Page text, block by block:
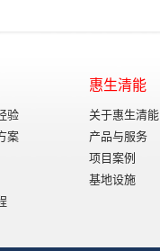
验
案
惠生清能
关于惠生清能
产品与服务
项目案例
基地设施